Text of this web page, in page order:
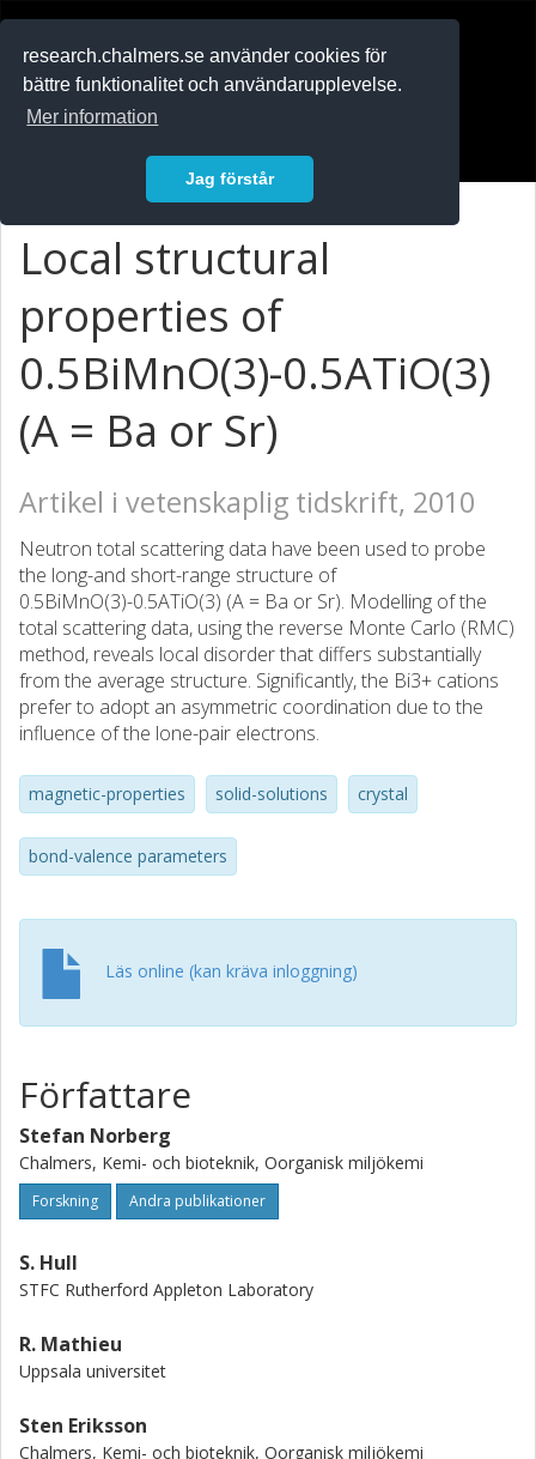
research.chalmers.se använder cookies för
bättre funktionalitet och användarupplevelse.
Mer information
Jag förstår
Local structural
properties of
0.5BiMnO(3)-0.5ATiO(3)
(A = Ba or Sr)
Artikel i vetenskaplig tidskrift, 2010
Neutron total scattering data have been used to probe
the long-and short-range structure of
0.5BiMnO(3)-0.5ATiO(3) (A = Ba or Sr). Modelling of the
total scattering data, using the reverse Monte Carlo (RMC)
method, reveals local disorder that differs substantially
from the average structure. Significantly, the Bi3+ cations
prefer to adopt an asymmetric coordination due to the
influence of the lone-pair electrons.
magnetic-properties solid-solutions crystal
bond-valence parameters
Läs online (kan kräva inloggning)
Författare
Stefan Norberg
Chalmers, Kemi- och bioteknik, Oorganisk miljökemi
Forskning Andra publikationer
S. Hull
STFC Rutherford Appleton Laboratory
R. Mathieu
Uppsala universitet
Sten Eriksson
Chalmers, Kemi- och bioteknik, Oorganisk miljökemi